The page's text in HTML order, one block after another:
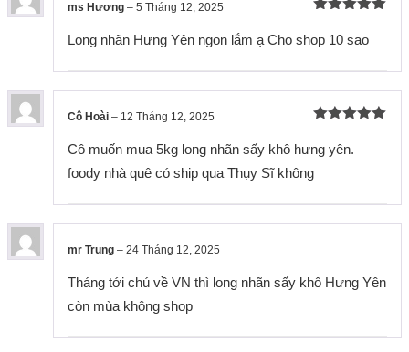
hạng55
sao
ms Hương – 5 Tháng 12, 2025
Long nhãn Hưng Yên ngon lắm ạ Cho shop 10 sao
hạng5
sao
Cô Hoài – 12 Tháng 12, 2025
Cô muốn mua 5kg long nhãn sấy khô hưng yên.
foody nhà quê có ship qua Thụy Sĩ không
mr Trung – 24 Tháng 12, 2025
Tháng tới chú về VN thì long nhãn sấy khô Hưng Yên
còn mùa không shop